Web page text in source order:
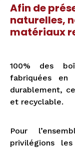
Afin de
naturelles,
matériaux
100% des
fabriquées en
durablement,
et recyclable.
Pour
privilégions